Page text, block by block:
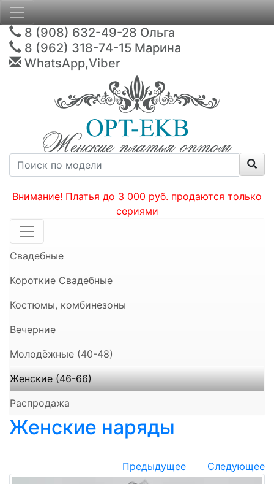
8 (908) 632-49-28 Ольга
8 (962) 318-74-15 Марина
WhatsApp,Viber
Внимание! Платья до 3 000 руб. продаются только
сериями
Свадебные
Короткие Свадебные
Костюмы, комбинезоны
Вечерние
Молодёжные (40-48)
Женские (46-66)
Распродажа
Женские наряды
Предыдущее Следующее